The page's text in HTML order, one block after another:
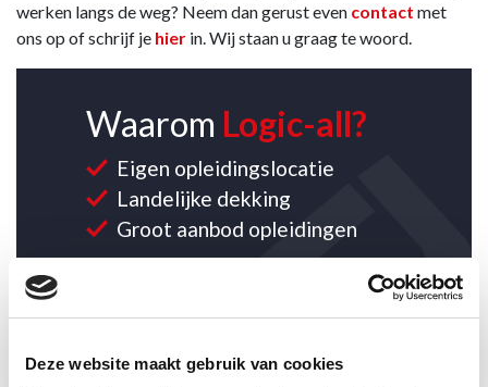
Deze website maakt gebruik van cookies
werken langs de weg? Neem dan gerust even contact met
ons op of schrijf je hier in. Wij staan u graag te woord.
Waarom Logic-all?
Eigen opleidingslocatie
Landelijke dekking
Groot aanbod opleidingen
CONTACT OPNEMEN